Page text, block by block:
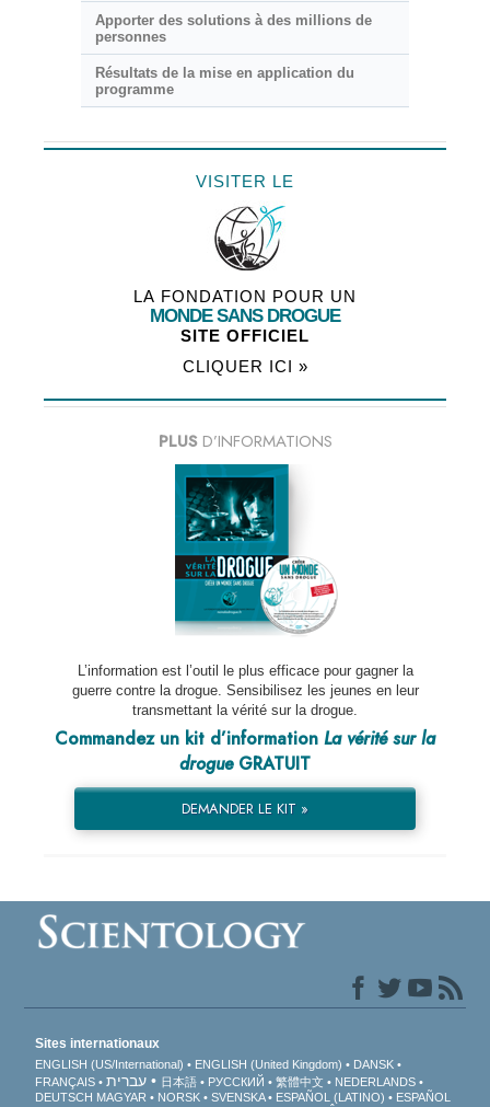
Apporter des solutions à des millions de
personnes
Résultats de la mise en application du
programme
VISITER LE
LA FONDATION POUR UN
MONDE SANS DROGUE
SITE OFFICIEL
CLIQUER ICI »
PLUS D’INFORMATIONS
L’information est l’outil le plus efficace pour gagner la
guerre contre la drogue. Sensibilisez les jeunes en leur
transmettant la vérité sur la drogue.
Commandez un kit d’information La vérité sur la
drogueGRATUIT
DEMANDER LE KIT »
Sites internationaux
ENGLISH (US/International) ENGLISH (United Kingdom)
DANSK
FRANÇAIS
עברית 日本語 РУССКИЙ 繁體中文
NEDERLANDS
DEUTSCH MAGYAR NORSK SVENSKA ESPAÑOL (LATINO)
ESPAÑOL